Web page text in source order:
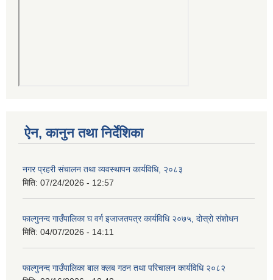
ऐन, कानुन तथा निर्देशिका
नगर प्रहरी संचालन तथा व्यवस्थापन कार्यविधि, २०८३
मिति: 07/24/2026 - 12:57
फाल्गुनन्द गाउँपालिका घ वर्ग इजाजतपत्र कार्यविधि २०७५, दोस्रो संशोधन
मिति: 04/07/2026 - 14:11
फाल्गुनन्द गाउँपालिका बाल क्लब गठन तथा परिचालन कार्यविधि २०८२